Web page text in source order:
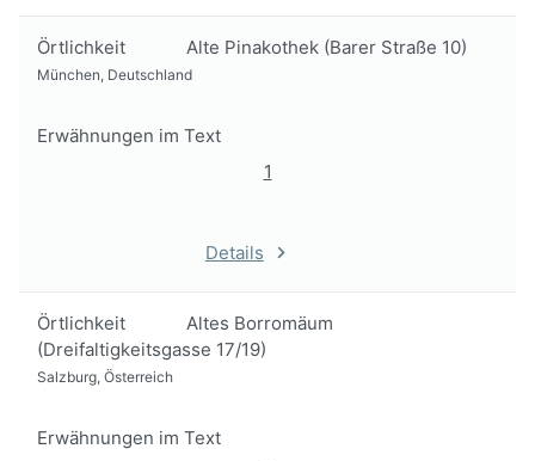
Örtlichkeit Alte Pinakothek (Barer Straße 10)
München, Deutschland
Erwähnungen im Text
1
Details
Örtlichkeit
Altes Borromäum
(Dreifaltigkeitsgasse 17/19)
Salzburg, Österreich
Erwähnungen im Text